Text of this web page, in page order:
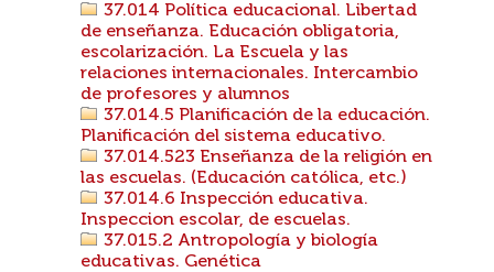
37.014 Política educacional. Libertad
de enseñanza. Educación obligatoria,
escolarización. La Escuela y las
relaciones internacionales. Intercambio
de profesores y alumnos
37.014.5 Planificación de la educación.
Planificación del sistema educativo.
37.014.523 Enseñanza de la religión en
las escuelas. (Educación católica, etc.)
37.014.6 Inspección educativa.
Inspeccion escolar, de escuelas.
37.015.2 Antropología y biología
educativas. Genética